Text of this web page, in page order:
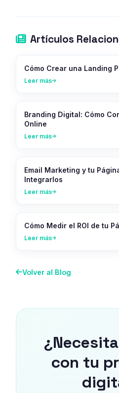
Artículos
Cómo Crear una Landing
Leer más
Branding Digital: Cómo
Online
Leer más
Email Marketing y tu
Integrarlos
Leer más
Cómo Medir el ROI de tu
Leer más
Volver al Blog
con tu